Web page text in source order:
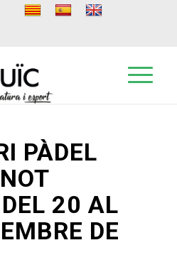
PÀDEL
20 AL
DE